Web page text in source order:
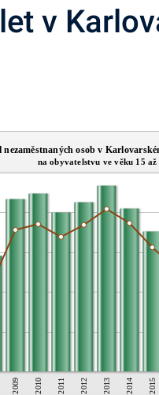
v
2009 2010 2011 2012 2013 2014 2015
nezaměstnaných osob v
na obyvatelstvu ve věku 15